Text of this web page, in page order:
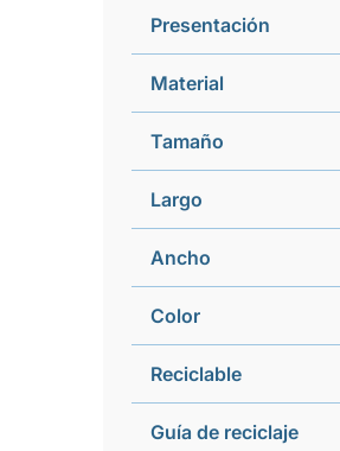
Presentación
Material
Tamaño
Largo
Ancho
Color
Reciclable
Guía de reciclaje